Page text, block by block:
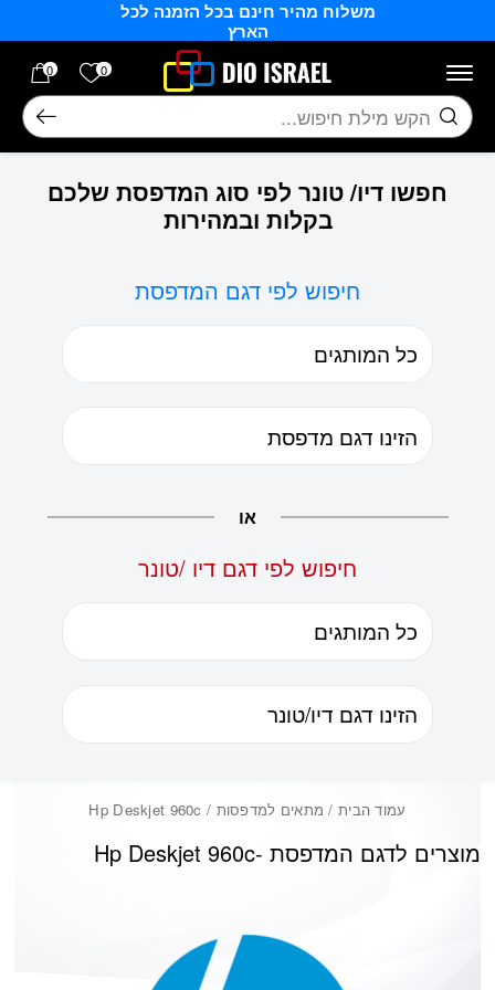
משלוח מהיר חינם בכל הזמנה לכל
הארץ
0 הרשימה
0
חיפוש
חפשו דיו/ טונר לפי סוג המדפסת שלכם
בקלות ובמהירות
חיפוש לפי דגם המדפסת
או
חיפוש לפי דגם דיו /טונר
עמוד הבית / מתאים למדפסות / Hp Deskjet 960c
Hp Deskjet 960cמוצרים לדגם המדפסת -